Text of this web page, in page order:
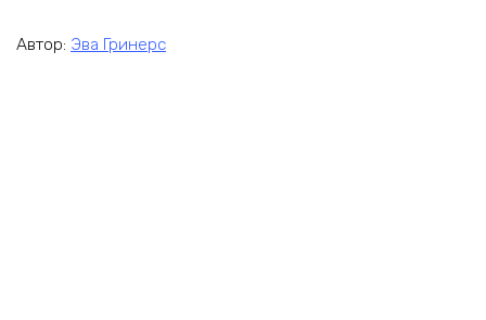
Автор: Эва Гринерс